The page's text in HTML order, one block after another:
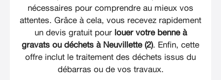
nécessaires pour comprendre au mieux vos
attentes. Grâce à cela, vous recevez rapidement
un devis gratuit pour louer votre benne à
gravats ou déchets à Neuvillette (2). Enfin, cette
offre inclut le traitement des déchets issus du
débarras ou de vos travaux.